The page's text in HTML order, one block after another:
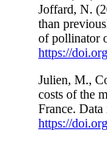
Joffard, N.
than
of pollinator
https://
Julien, M.,
costs of the
France.
https://